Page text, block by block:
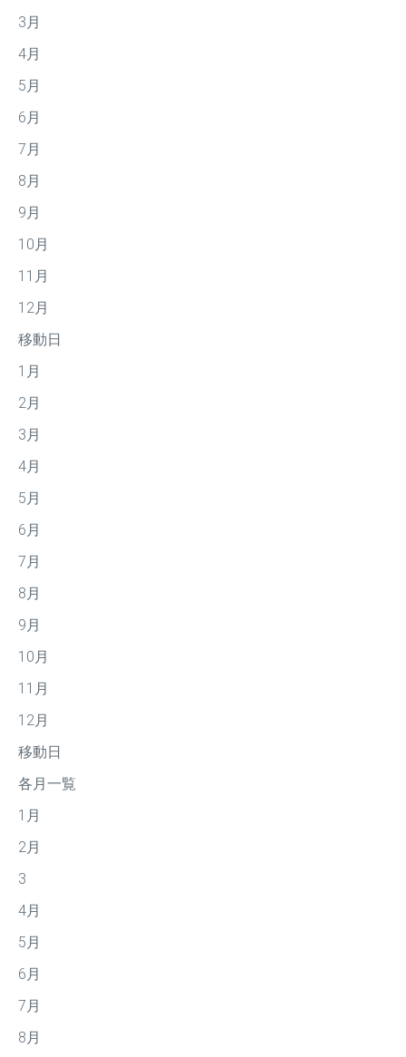
3月
4月
5月
6月
7月
8月
9月
10月
11月
12月
移動日
1月
2月
3月
4月
5月
6月
7月
8月
9月
10月
11月
12月
移動日
各月一覧
1月
2月
3
4月
5月
6月
7月
8月